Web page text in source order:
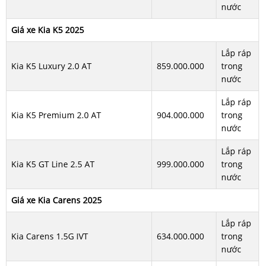
nước
Giá xe Kia K5 2025
Kia K5 Luxury 2.0 AT 859.000.000
Lắp ráp
trong
nước
Kia K5 Premium 2.0 AT 904.000.000
Lắp ráp
trong
nước
Kia K5 GT Line 2.5 AT 999.000.000
Lắp ráp
trong
nước
Giá xe Kia Carens 2025
Kia Carens 1.5G IVT 634.000.000
Lắp ráp
trong
nước